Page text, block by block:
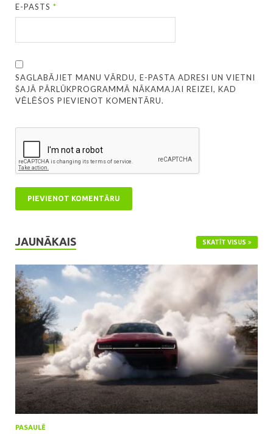
E-PASTS*
SAGLABĀJIET MANU VĀRDU, E-PASTA ADRESI UN VIETNI
ŠAJĀ PĀRLŪKPROGRAMMĀ NĀKAMAJAI REIZEI, KAD
VĒLĒŠOS PIEVIENOT KOMENTĀRU.
JAUNĀKAIS SKATĪT VISUS
PASAULĒ